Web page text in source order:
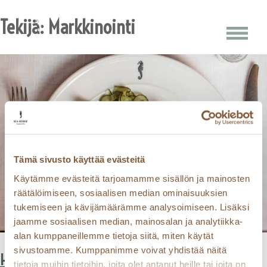
Tämä sivusto käyttää evästeitä
Käytämme evästeitä tarjoamamme sisällön ja mainosten
räätälöimiseen, sosiaalisen median ominaisuuksien
tukemiseen ja kävijämäärämme analysoimiseen. Lisäksi
jaamme sosiaalisen median, mainosalan ja analytiikka-
alan kumppaneillemme tietoja siitä, miten käytät
sivustoamme. Kumppanimme voivat yhdistää näitä
tietoja muihin tietoihin, joita olet antanut heille tai joita on
to
content
Tekijä: Markkinointi
Helsingin
Helsingin maut